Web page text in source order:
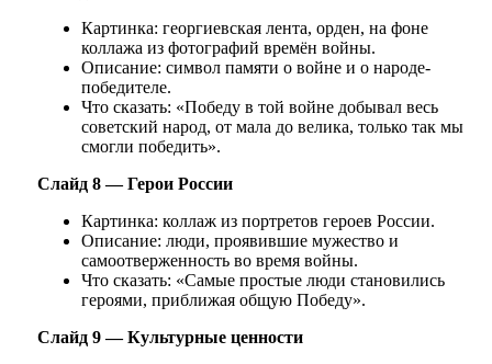
Картинка: георгиевская лента, орден, на фоне
коллажа из фотографий времён войны.
Описание: символ памяти о войне и о народе-
победителе.
Что сказать: «Победу в той войне добывал весь
советский народ, от мала до велика, только так мы
смогли победить».
Слайд 8 — Герои России
Картинка: коллаж из портретов героев России.
Описание: люди, проявившие мужество и
самоотверженность во время войны.
Что сказать: «Самые простые люди становились
героями, приближая общую Победу».
Слайд 9 — Культурные ценности